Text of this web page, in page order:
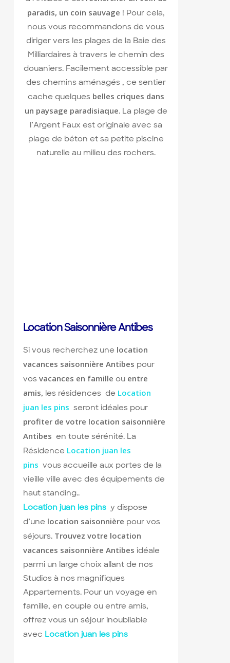
paradis, un coin sauvage ! Pour cela,
nous vous recommandons de vous
diriger vers les plages de la Baie des
Milliardaires à travers le chemin des
douaniers. Facilement accessible par
des chemins aménagés , ce sentier
cache quelques belles criques dans
un paysage paradisiaque. La plage de
l’Argent Faux est originale avec sa
plage de béton et sa petite piscine
naturelle au milieu des rochers.
Location Saisonnière Antibes
Si vous recherchez une location
vacances saisonnière Antibes pour
vos vacances en famille ou entre
amis, les résidences de Location
juan les pins seront idéales pour
profiter de votre location saisonnière
Antibes en toute sérénité. La
Résidence Location juan les
pins vous accueille aux portes de la
vieille ville avec des équipements de
haut standing..
Location juan les pinsy dispose
d’une location saisonnière pour vos
séjours. Trouvez votre location
vacances saisonnière Antibes idéale
parmi un large choix allant de nos
Studios à nos magnifiques
Appartements. Pour un voyage en
famille, en couple ou entre amis,
offrez vous un séjour inoubliable
avec Location juan les pins